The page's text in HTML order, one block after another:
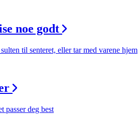
informasjon
noe godt
til senteret, eller tar med varene hjem
passer deg best